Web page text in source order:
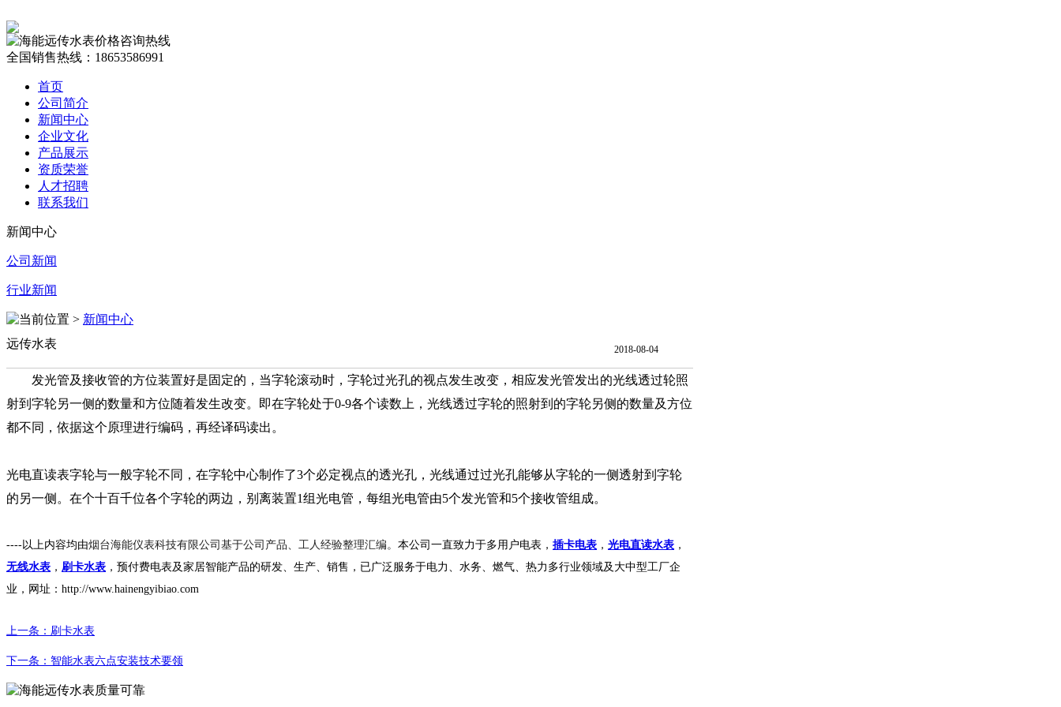
全国销售热线：18653586991
首页
公司简介
新闻中心
企业文化
产品展示
资质荣誉
人才招聘
联系我们
新闻中心
公司新闻
行业新闻
当前位置 > 新闻中心
远传水表
2018-08-04
发光管及接收管的方位装置好是固定的，当字轮滚动时，字轮过光孔的视点发生改变，相应发光管发出的光线透过轮照
射到字轮另一侧的数量和方位随着发生改变。即在字轮处于0-9各个读数上，光线透过字轮的照射到的字轮另侧的数量及方位
都不同，依据这个原理进行编码，再经译码读出。
光电直读表字轮与一般字轮不同，在字轮中心制作了3个必定视点的透光孔，光线通过过光孔能够从字轮的一侧透射到字轮
的另一侧。在个十百千位各个字轮的两边，别离装置1组光电管，每组光电管由5个发光管和5个接收管组成。
----以上内容均由烟台海能仪表科技有限公司基于公司产品、工人经验整理汇编。 本公司一直致力于多用户电表， 插卡电表 ， 光电直读水表 ，
无线水表 ， 刷卡水表 ，预付费电表及家居智能产品的研发、生产、销售，已广泛服务于电力、水务、燃气、热力多行业领域及大中型工厂企
业，网址：http://www.hainengyibiao.com
上一条：刷卡水表
下一条：智能水表六点安装技术要领